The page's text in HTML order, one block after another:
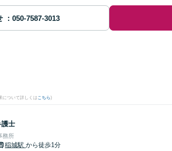
について詳しくは こちら)
護士
務所
稲城駅 から徒歩1分